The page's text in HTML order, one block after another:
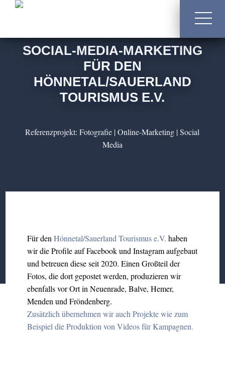
SOCIAL-MEDIA-MARKETING
FÜR DEN
HÖNNETAL/SAUERLAND
TOURISMUS E.V.
Referenzprojekt: Fotografie | Online-Marketing | Social
Media
Für den Hönnetal/Sauerland Tourismus e.V. haben
wir die Profile auf Facebook und Instagram aufgebaut
und betreuen diese seit 2020. Einen Großteil der
Fotos, die dort gepostet werden, produzieren wir
ebenfalls vor Ort in Neuenrade, Balve, Hemer,
Menden und Fröndenberg.
Zusätzlich übernehmen wir auch Projekte wie zum
Beispiel die Produktion von Videos für Kampagnen.